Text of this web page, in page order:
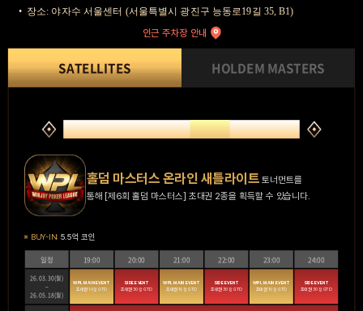
장소: 야자수 서울센터 (서울특별시 광진구 능동로19길 35, B1)
인근 주차장 안내
SATELLITES HOLDEM MASTERS
제6회 홀덤 마스터스온라인새틀라이트
홀덤 마스터스 온라인 새틀라이트 토너먼트를
통해 [제6회 홀덤 마스터스] 초대권 2종을 획득할 수 있습니다.
※ BUY-IN: 5.5억 코인
일정 19:00 20:00 21:00 22:00 23:00 24:00
26. 03. 30(월)
~
26. 05. 18(월)
WPL MAIN EVENT
초대권 10장 GTD
SIDE EVENT
초대권 30장 GTD
WPL MAIN EVENT
초대권 10장 GTD
SIDE EVENT
초대권 30장 GTD
WPL MAIN EVENT
초대권 10장 GTD
SIDE EVENT
초대권 30장 GTD